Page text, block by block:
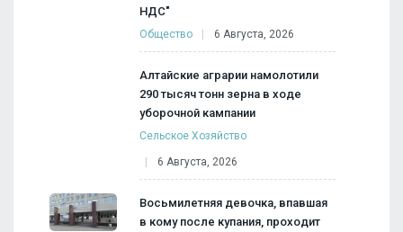
НДС"
Общество 6 Августа, 2026
Алтайские аграрии намолотили
290 тысяч тонн зерна в ходе
уборочной кампании
Сельское Хозяйство
6 Августа, 2026
Восьмилетняя девочка, впавшая
в кому после купания, проходит